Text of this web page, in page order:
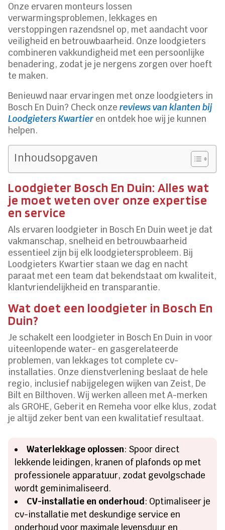
Onze ervaren monteurs lossen
verwarmingsproblemen, lekkages en
verstoppingen razendsnel op, met aandacht voor
veiligheid en betrouwbaarheid. Onze loodgieters
combineren vakkundigheid met een persoonlijke
benadering, zodat je je nergens zorgen over hoeft
te maken.
Benieuwd naar ervaringen met onze loodgieters in
Bosch En Duin? Check onzereviews van klanten bij
Loodgieters Kwartier en ontdek hoe wij je kunnen
helpen.
Inhoudsopgaven
Loodgieter Bosch En Duin: Alles wat
je moet weten over onze expertise
en service
Als ervaren loodgieter in Bosch En Duin weet je dat
vakmanschap, snelheid en betrouwbaarheid
essentieel zijn bij elk loodgietersprobleem. Bij
Loodgieters Kwartier staan we dag en nacht
paraat met een team dat bekendstaat om kwaliteit,
klantvriendelijkheid en transparantie.
Wat doet een loodgieter in Bosch En
Duin?
Je schakelt een loodgieter in Bosch En Duin in voor
uiteenlopende water- en gasgerelateerde
problemen, van lekkages tot complete cv-
installaties. Onze dienstverlening beslaat de hele
regio, inclusief nabijgelegen wijken van Zeist, De
Bilt en Bilthoven. Wij werken alleen met A-merken
als GROHE, Geberit en Remeha voor elke klus, zodat
je altijd zeker bent van een kwalitatief resultaat.
Waterlekkage oplossen: Spoor direct
lekkende leidingen, kranen of plafonds op met
professionele apparatuur, zodat gevolgschade
wordt geminimaliseerd.
CV-installatie en onderhoud: Optimaliseer je
cv-installatie met deskundige service en
onderhoud voor maximale levensduur en